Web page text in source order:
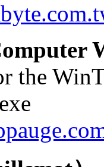
the